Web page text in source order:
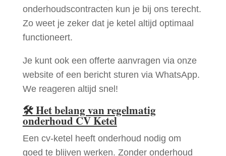
onderhoudscontracten kun je bij ons terecht.
Zo weet je zeker dat je ketel altijd optimaal
functioneert.
Je kunt ook een offerte aanvragen via onze
website of een bericht sturen via WhatsApp.
We reageren altijd snel!
🛠Het belang van regelmatig
onderhoud CV Ketel
Een cv-ketel heeft onderhoud nodig om
goed te blijven werken. Zonder onderhoud